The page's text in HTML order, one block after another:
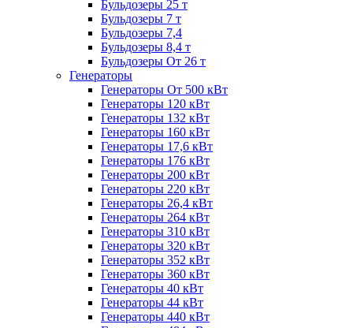
Бульдозеры 25 т
Бульдозеры 7 т
Бульдозеры 7,4
Бульдозеры 8,4 т
Бульдозеры От 26 т
Генераторы
Генераторы От 500 кВт
Генераторы 120 кВт
Генераторы 132 кВт
Генераторы 160 кВт
Генераторы 17,6 кВт
Генераторы 176 кВт
Генераторы 200 кВт
Генераторы 220 кВт
Генераторы 26,4 кВт
Генераторы 264 кВт
Генераторы 310 кВт
Генераторы 320 кВт
Генераторы 352 кВт
Генераторы 360 кВт
Генераторы 40 кВт
Генераторы 44 кВт
Генераторы 440 кВт